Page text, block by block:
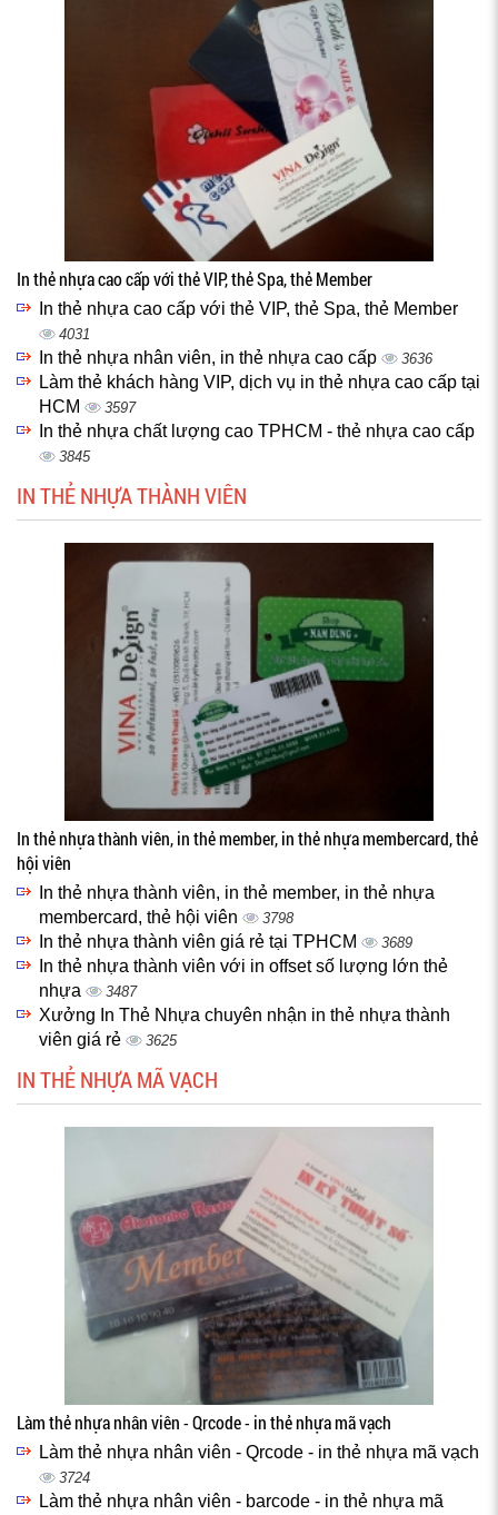
In thẻ nhựa cao cấp với thẻ VIP, thẻ Spa, thẻ Member
In thẻ nhựa cao cấp với thẻ VIP, thẻ Spa, thẻ Member
4031
In thẻ nhựa nhân viên, in thẻ nhựa cao cấp 3636
Làm thẻ khách hàng VIP, dịch vụ in thẻ nhựa cao cấp tại
HCM
3597
In thẻ nhựa chất lượng cao TPHCM - thẻ nhựa cao cấp
3845
IN THẺ NHỰA THÀNH VIÊN
In thẻ nhựa thành viên, in thẻ member, in thẻ nhựa membercard, thẻ
hội viên
In thẻ nhựa thành viên, in thẻ member, in thẻ nhựa
membercard, thẻ hội viên
3798
In thẻ nhựa thành viên giá rẻ tại TPHCM 3689
In thẻ nhựa thành viên với in offset số lượng lớn thẻ
nhựa
3487
Xưởng In Thẻ Nhựa chuyên nhận in thẻ nhựa thành
viên giá rẻ
3625
IN THẺ NHỰA MÃ VẠCH
Làm thẻ nhựa nhân viên - Qrcode - in thẻ nhựa mã vạch
Làm thẻ nhựa nhân viên - Qrcode - in thẻ nhựa mã vạch
3724
Làm thẻ nhựa nhân viên - barcode - in thẻ nhựa mã